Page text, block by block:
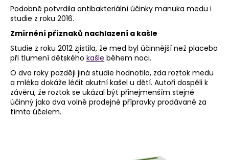
Podobně potvrdila antibakteriální účinky manuka medu i
studie z roku 2016.
Zmírnění příznaků nachlazení a kašle
Studie z roku 2012 zjistila, že med byl účinnější než placebo
při tlumení dětského kašle během noci.
O dva roky později jiná studie hodnotila, zda roztok medu
a mléka dokáže léčit akutní kašel u dětí. Autoři dospěli k
závěru, že roztok se ukázal být přinejmenším stejně
účinný jako dva volně prodejné přípravky prodávané za
tímto účelem.